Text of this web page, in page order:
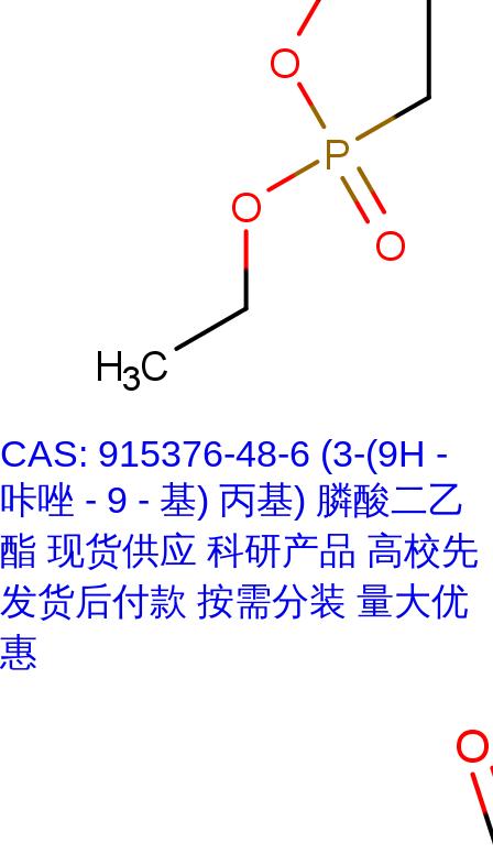
CAS: 915376-48-6 (3-(9H -
咔唑 - 9 - 基) 丙基) 膦酸二乙
酯 现货供应 科研产品 高校先
发货后付款 按需分装 量大优
惠